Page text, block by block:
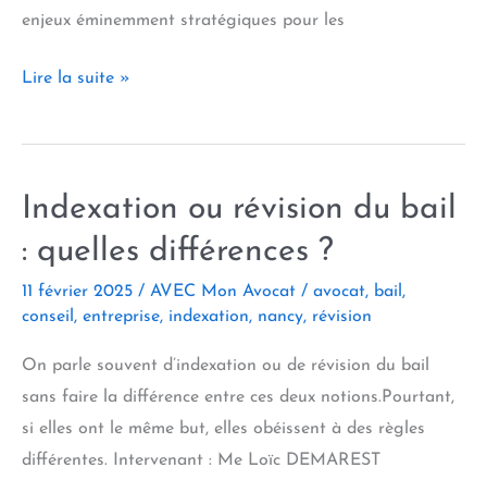
enjeux éminemment stratégiques pour les
Créations
inventions
salariés :
qui
appartiennent
droits ?
Lire la suite »
Indexation ou révision du bail
: quelles différences ?
11 février 2025 / AVEC Mon Avocat / avocat, bail ,
conseil , entreprise, indexation, nancy, révision
On parle souvent d’indexation ou de révision du bail
sans faire la différence entre ces deux notions.Pourtant,
si elles ont le même but, elles obéissent à des règles
différentes. Intervenant : Me Loïc DEMAREST